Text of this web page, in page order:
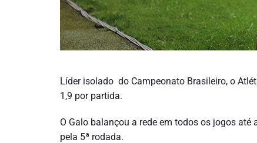
Líder isolado do Campeonato Brasileiro, o
1,9 por partida.
O Galo balançou a rede em todos os jogos
pela 5ª rodada.